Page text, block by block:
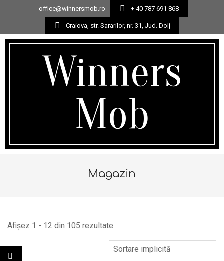
office@winnersmob.ro + 40 787 691 868
Craiova, str. Sararilor, nr. 31, Jud. Dolj
Skip
Winners
Mob
Magazin
Afișez 1 - 12 din 105 rezultate